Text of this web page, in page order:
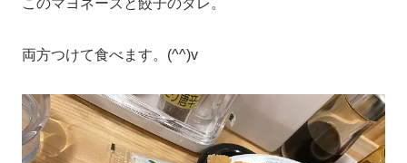
このマヨネーズと餃子のタレ。
両方つけて食べます。(^^)v